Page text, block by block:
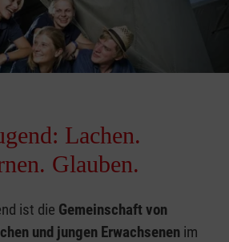
Lachen.
Glauben.
ist die Gemeinschaft von
und jungen Erwachsenen im